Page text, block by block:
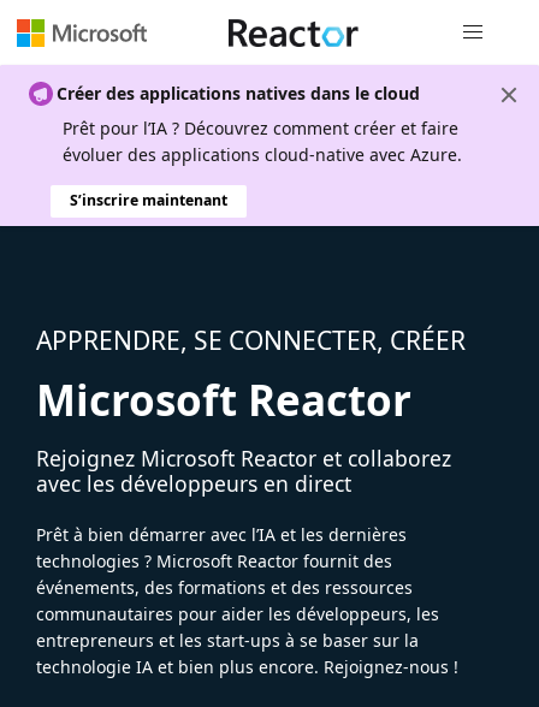
Créer des applications natives dans le cloud
Prêt pour l’IA ? Découvrez comment créer et faire
évoluer des applications cloud-native avec Azure.
S’inscrire maintenant
APPRENDRE, SE CONNECTER, CRÉER
Microsoft Reactor
Rejoignez Microsoft Reactor et collaborez
avec les développeurs en direct
Prêt à bien démarrer avec l’IA et les dernières
technologies ? Microsoft Reactor fournit des
événements, des formations et des ressources
communautaires pour aider les développeurs, les
entrepreneurs et les start-ups à se baser sur la
technologie IA et bien plus encore. Rejoignez-nous !